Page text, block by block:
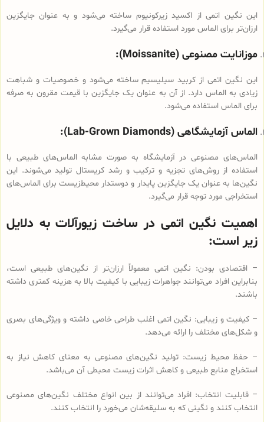
این نگین اتمی از اکسید زیرکونیوم ساخته می‌شود و به عنوان جایگزین
ارزان‌تر برای الماس مورد استفاده قرار می‌گیرد.
موزانایت مصنوعی (Moissanite):
این نگین اتمی از کربید سیلیسیم ساخته می‌شود و خصوصیات و شباهت
زیادی به الماس دارد. از آن به عنوان یک جایگزین با قیمت مقرون به صرفه
برای الماس استفاده می‌شود.
الماس آزمایشگاهی (Lab-Grown Diamonds):
الماس‌های مصنوعی در آزمایشگاه به صورت مشابه الماس‌های طبیعی با
استفاده از روش‌های تجزیه و ترکیب و رشد کریستال تولید می‌شوند. این
نگین‌ها به عنوان یک جایگزین پایدار و دوستدار محیط‌زیست برای الماس‌های
استخراجی مورد توجه قرار می‌گیرد.
اهمیت نگین اتمی در ساخت زیورآلات به دلایل
زیر است:
– اقتصادی‌ بودن: نگین اتمی معمولاً ارزان‌تر از نگین‌های طبیعی است،
بنابراین افراد می‌توانند جواهرات زیبایی با کیفیت بالا به هزینه کمتری داشته
باشند.
– کیفیت و زیبایی: نگین اتمی اغلب طراحی خاصی داشته و ویژگی‌های بصری
و شکل‌های مختلف را ارائه می‌دهد.
– حفظ محیط زیست: تولید نگین‌های مصنوعی به معنای کاهش نیاز به
استخراج منابع طبیعی و کاهش اثرات زیست محیطی آن می‌باشد.
– قابلیت انتخاب: افراد می‌توانند از بین انواع مختلف نگین‌های مصنوعی
انتخاب کنند و نگینی که به سلیقه‌شان می‌خورد را انتخاب کنند.